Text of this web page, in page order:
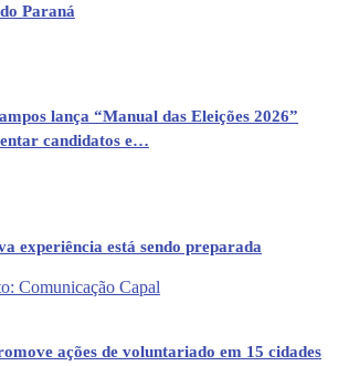
Paraná
lança “Manual das Eleições 2026”
candidatos e…
experiência está sendo preparada
ações de voluntariado em 15 cidades